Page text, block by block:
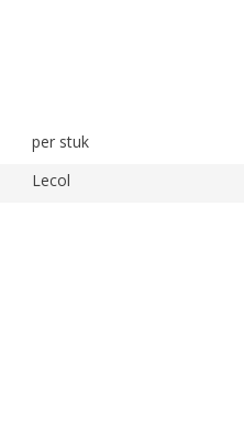
per stuk
Lecol